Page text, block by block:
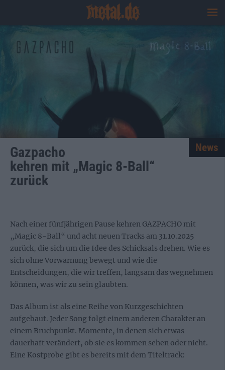
Gazpacho
kehren mit „Magic 8-Ball“
zurück
News
Nach einer fünfjährigen Pause kehren GAZPACHO mit
„Magic 8-Ball“ und acht neuen Tracks am 31.10.2025
zurück, die sich um die Idee des Schicksals drehen. Wie es
sich ohne Vorwarnung bewegt und wie die
Entscheidungen, die wir treffen, langsam das wegnehmen
können, was wir zu sein glaubten.
Das Album ist als eine Reihe von Kurzgeschichten
aufgebaut. Jeder Song folgt einem anderen Charakter an
einem Bruchpunkt. Momente, in denen sich etwas
dauerhaft verändert, ob sie es kommen sehen oder nicht.
Eine Kostprobe gibt es bereits mit dem Titeltrack: